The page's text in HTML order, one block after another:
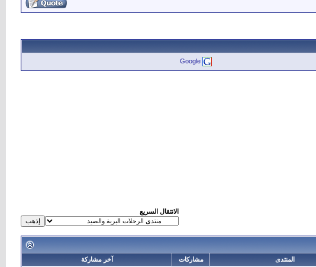
Google
الانتقال السريع
المنتدى مشاركات آخر مشاركة